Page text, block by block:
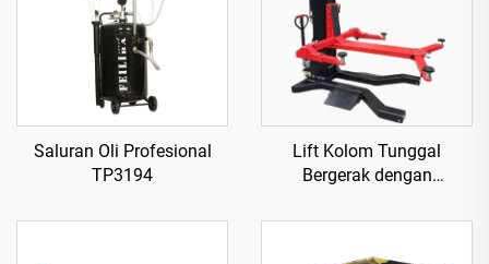
Saluran Oli Profesional
TP3194
Lift Kolom Tunggal
Bergerak dengan